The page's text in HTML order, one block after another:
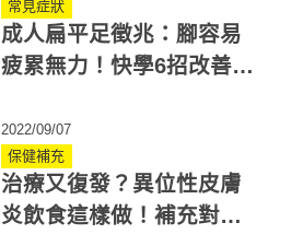
常見症狀
成人扁平足徵兆：腳容易
疲累無力！快學6招改善足
2022/09/07
保健補充
治療又復發？異位性皮膚
炎飲食這樣做！補充對的